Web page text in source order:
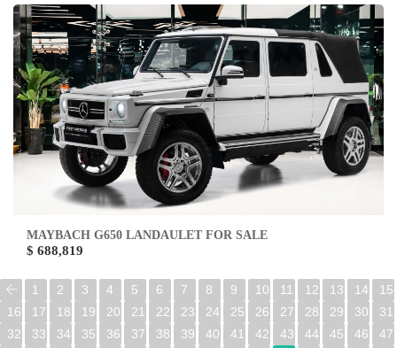
MAYBACH G650 LANDAULET FOR SALE
$ 688,819
1 2 3 4 5 6 7 8 9 10 11 12 13 14
15
16
17 18 19 20 21 22 23 24 25 26 27 28 29 30
31
32
33 34 35 36 37 38 39 40 41 42 43 44 45 46
47